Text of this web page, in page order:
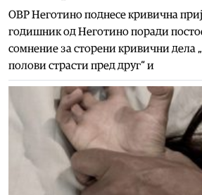
ОВР Неготино поднесе кривична
годишник од Неготино поради
сомнение за сторени кривични дела
полови страсти пред друг“ и